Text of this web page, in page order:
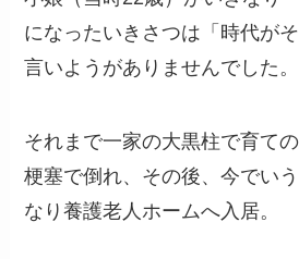
になったいきさつは「時代が
言いようがありませんでした。
それまで一家の大黒柱で育て
梗塞で倒れ、その後、今でい
なり養護老人ホームへ入居。